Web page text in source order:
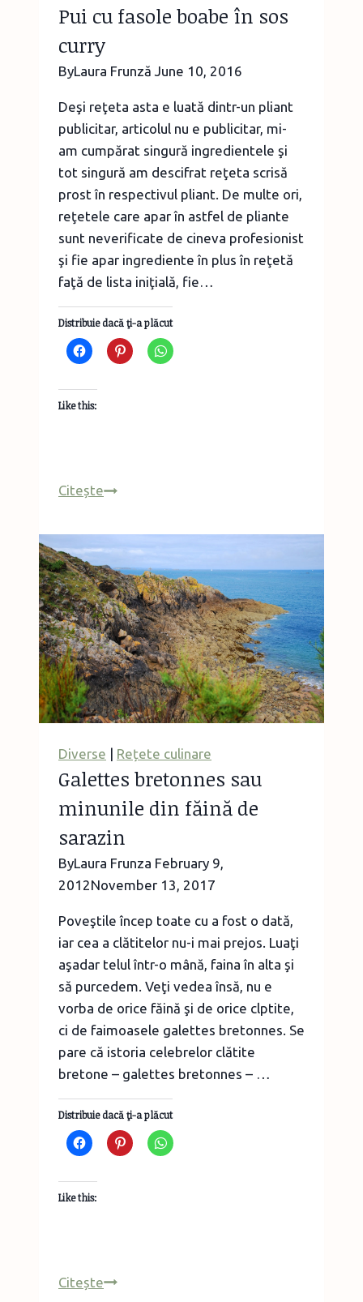
Pui cu fasole boabe în sos
curry
ByLaura Frunză June 10, 2016
Deşi reţeta asta e luată dintr-un pliant
publicitar, articolul nu e publicitar, mi-
am cumpărat singură ingredientele şi
tot singură am descifrat reţeta scrisă
prost în respectivul pliant. De multe ori,
reţetele care apar în astfel de pliante
sunt neverificate de cineva profesionist
şi fie apar ingrediente în plus în reţetă
faţă de lista iniţială, fie…
Distribuie dacă ţi-a plăcut
Like this:
CiteștePui
fasole
boabe
în
sos
curry
Diverse | Rețete culinare
Galettes bretonnes sau
minunile din făină de
sarazin
ByLaura Frunza February 9,
2012November 13, 2017
Poveştile încep toate cu a fost o dată,
iar cea a clătitelor nu-i mai prejos. Luaţi
aşadar telul într-o mână, faina în alta şi
să purcedem. Veţi vedea însă, nu e
vorba de orice făină şi de orice clptite,
ci de faimoasele galettes bretonnes. Se
pare că istoria celebrelor clătite
bretone – galettes bretonnes – …
Distribuie dacă ţi-a plăcut
Like this:
CiteșteGalettes